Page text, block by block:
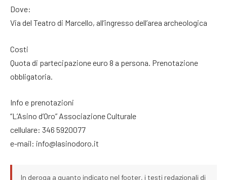
Dove:
Via del Teatro di Marcello, all’ingresso dell’area archeologica
Costi
Quota di partecipazione euro 8 a persona. Prenotazione
obbligatoria.
Info e prenotazioni
“L’Asino d’Oro” Associazione Culturale
cellulare: 346 5920077
e-mail: info@lasinodoro.it
In deroga a quanto indicato nel footer, i testi redazionali di